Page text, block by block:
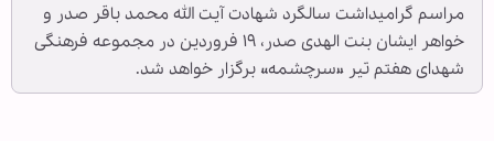
مراسم گرامیداشت سالگرد شهادت آیت الله محمد باقر صدر و
خواهر ایشان بنت الهدی صدر، ۱۹ فروردین در مجموعه فرهنگی
شهدای هفتم تیر «سرچشمه» برگزار خواهد شد.